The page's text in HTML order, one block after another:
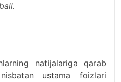
natijalariga qarab
ustama foizlari